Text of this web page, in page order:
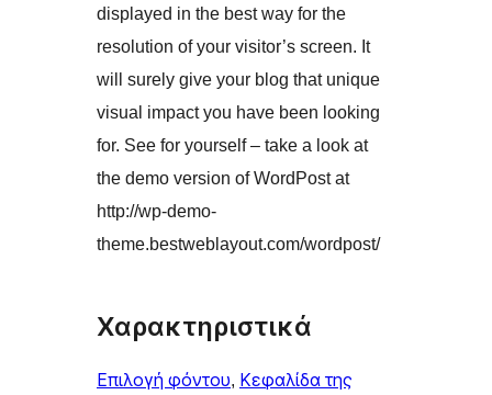
displayed in the best way for the
resolution of your visitor’s screen. It
will surely give your blog that unique
visual impact you have been looking
for. See for yourself – take a look at
the demo version of WordPost at
http://wp-demo-
theme.bestweblayout.com/wordpost/
Χαρακτηριστικά
Επιλογή φόντου, Κεφαλίδα της